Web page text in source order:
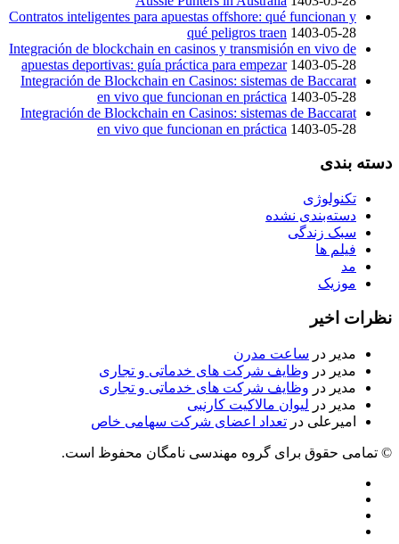
Contratos inteligentes para apuestas offshore: qué funcionan y
qué peligros traen 1403-05-28
Integración de blockchain en casinos y transmisión en vivo de
apuestas deportivas: guía práctica para empezar 1403-05-28
Integración de Blockchain en Casinos: sistemas de Baccarat
en vivo que funcionan en práctica 1403-05-28
Integración de Blockchain en Casinos: sistemas de Baccarat
en vivo que funcionan en práctica 1403-05-28
دسته بندی
تکنولوژی
دسته‌بندی نشده
سبک زندگی
فیلم ها
مد
موزیک
نظرات اخیر
مدیر در ساعت مدرن
مدیر در وظایف شرکت های خدماتی و تجاری
مدیر در وظایف شرکت های خدماتی و تجاری
مدیر در لیوان مالاکیت کارنبی
امیرعلی در تعداد اعضای شرکت سهامی خاص
© تمامی حقوق برای گروه مهندسی نامگان محفوظ است.